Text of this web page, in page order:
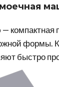
формы. К
быстро